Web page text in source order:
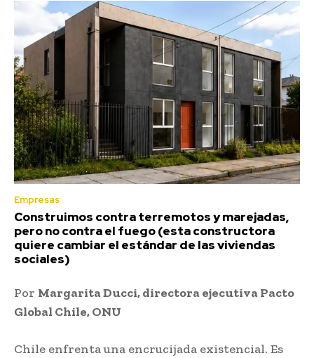
Empresas
Construimos contra terremotos y marejadas,
pero no contra el fuego (esta constructora
quiere cambiar el estándar de las viviendas
sociales)
Por Margarita Ducci, directora ejecutiva Pacto
Global Chile, ONU
Chile enfrenta una encrucijada existencial. Es